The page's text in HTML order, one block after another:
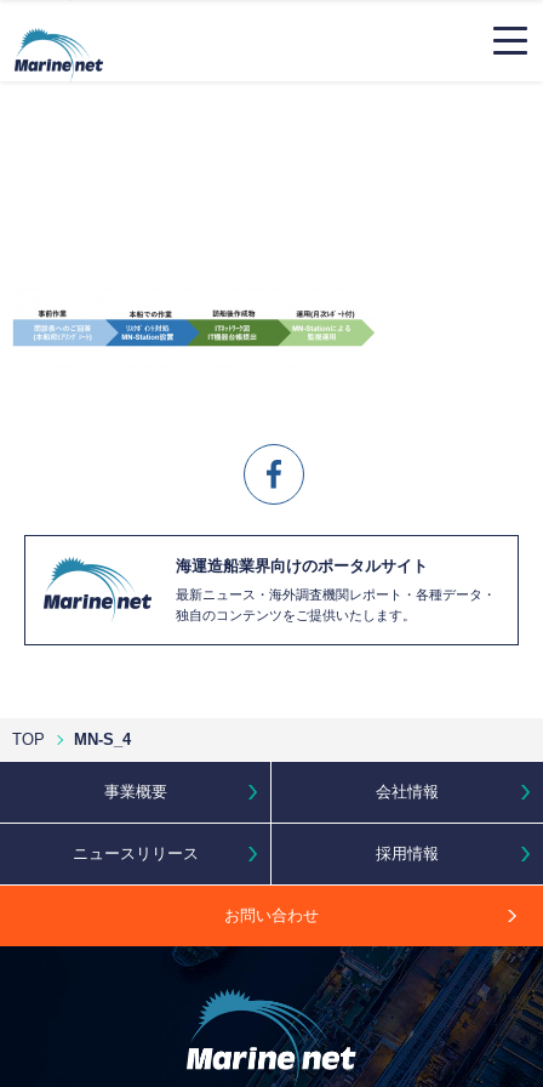
海運造船業界向けのポータルサイト
最新ニュース・海外調査機関レポート・各種データ・
独自のコンテンツをご提供いたします。
TOP MN-S_4
事業概要 会社情報
ニュースリリース 採用情報
お問い合わせ